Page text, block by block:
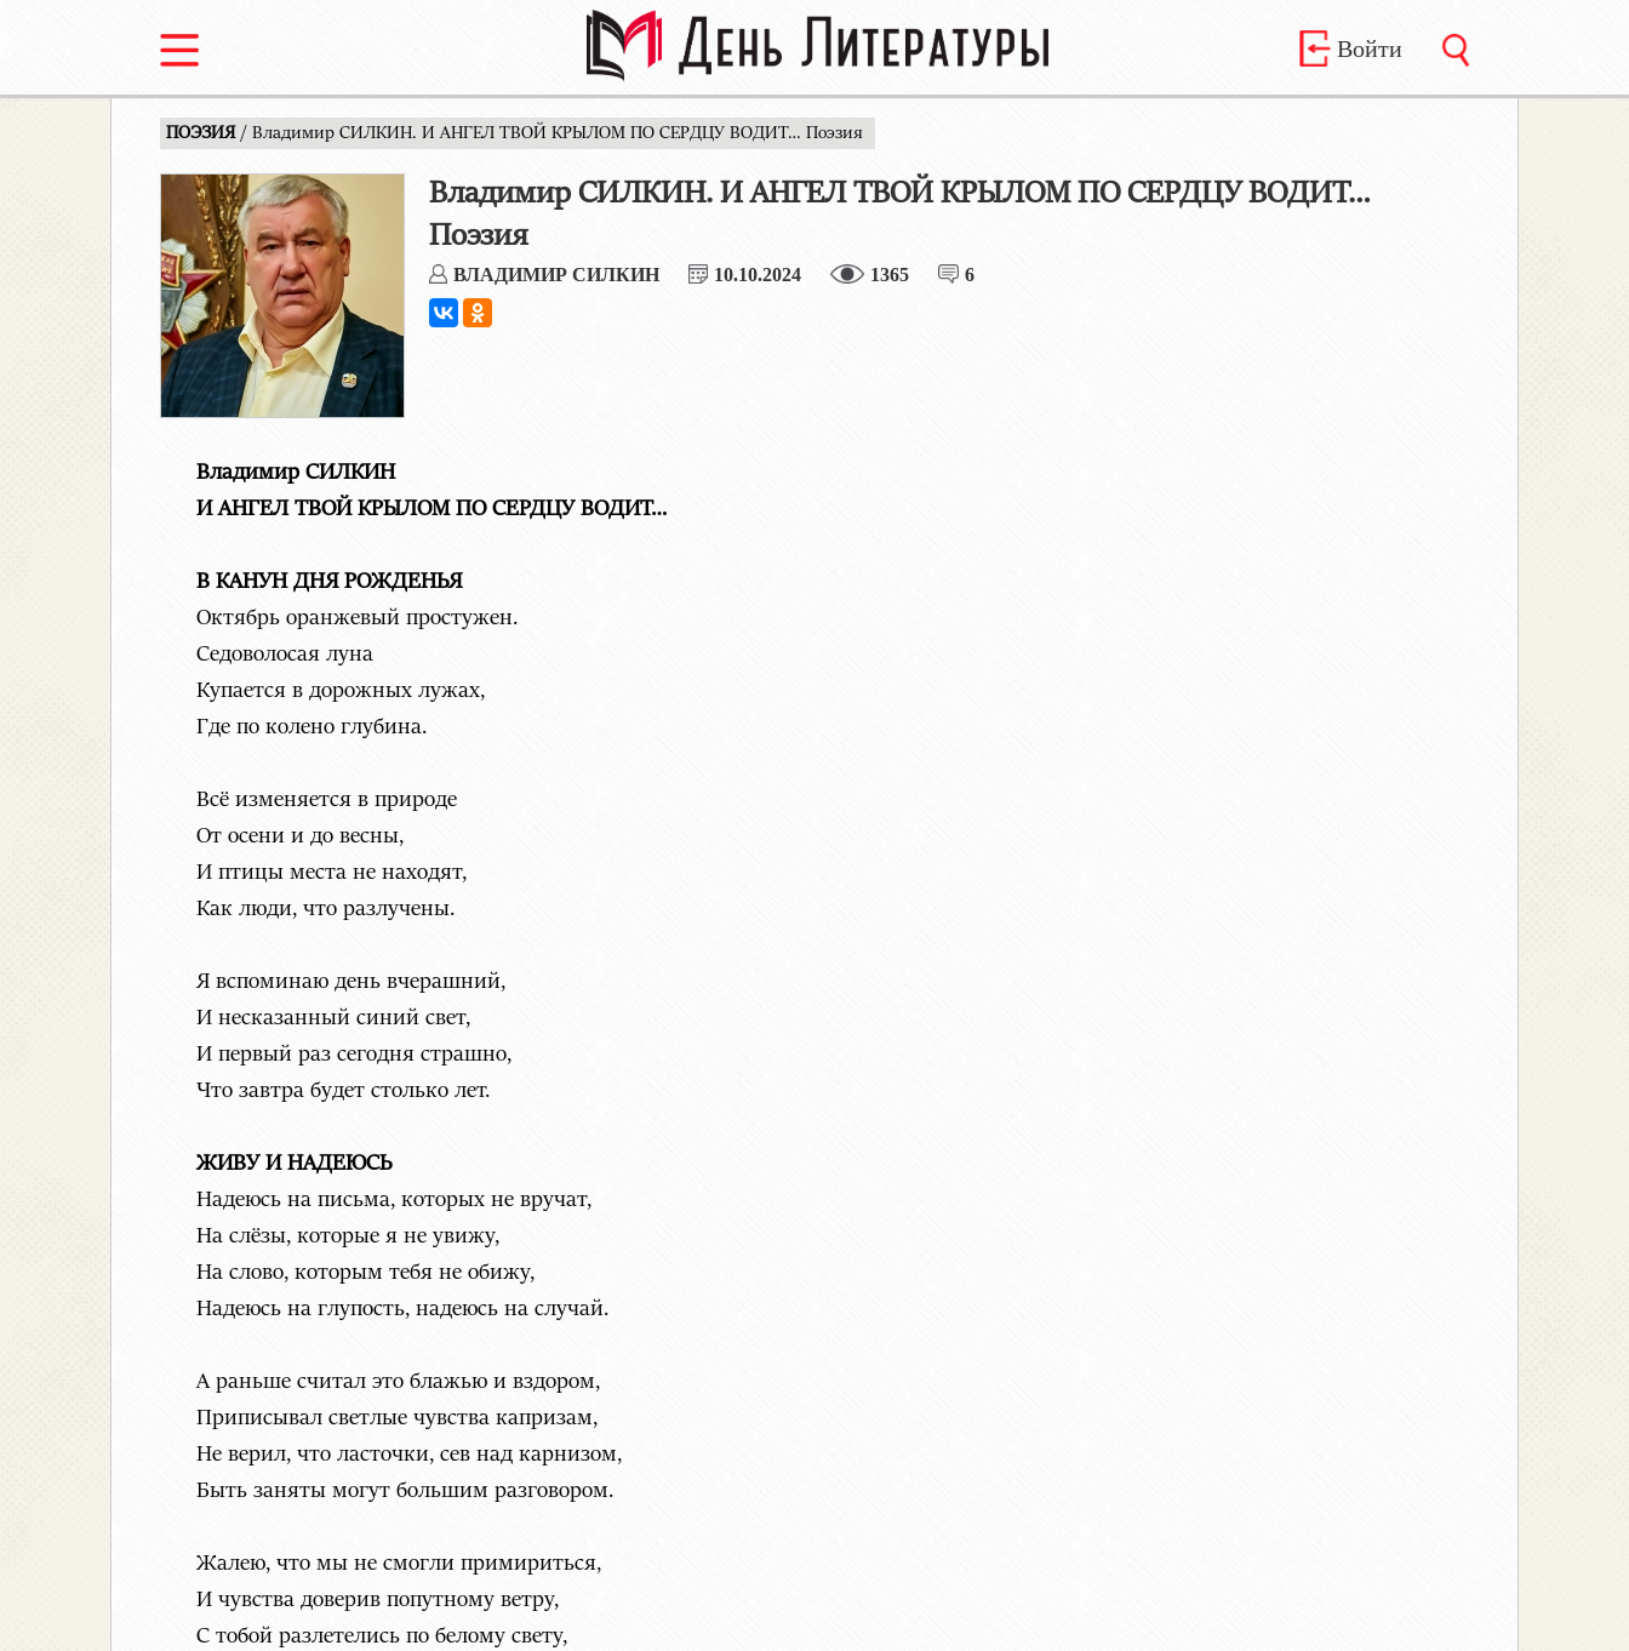
Войти
ПОЭЗИЯ / Владимир СИЛКИН. И АНГЕЛ ТВОЙ КРЫЛОМ ПО СЕРДЦУ ВОДИТ… Поэзия
Владимир СИЛКИН. И АНГЕЛ ТВОЙ КРЫЛОМ ПО СЕРДЦУ ВОДИТ…
Поэзия
ВЛАДИМИР СИЛКИН 10.10.2024 1365 6
Владимир СИЛКИН
И АНГЕЛ ТВОЙ КРЫЛОМ ПО СЕРДЦУ ВОДИТ…
В КАНУН ДНЯ РОЖДЕНЬЯ
Октябрь оранжевый простужен.
Седоволосая луна
Купается в дорожных лужах,
Где по колено глубина.
Всё изменяется в природе
От осени и до весны,
И птицы места не находят,
Как люди, что разлучены.
Я вспоминаю день вчерашний,
И несказанный синий свет,
И первый раз сегодня страшно,
Что завтра будет столько лет.
ЖИВУ И НАДЕЮСЬ
Надеюсь на письма, которых не вручат,
На слёзы, которые я не увижу,
На слово, которым тебя не обижу,
Надеюсь на глупость, надеюсь на случай.
А раньше считал это блажью и вздором,
Приписывал светлые чувства капризам,
Не верил, что ласточки, сев над карнизом,
Быть заняты могут большим разговором.
Жалею, что мы не смогли примириться,
И чувства доверив попутному ветру,
С тобой разлетелись по белому свету,